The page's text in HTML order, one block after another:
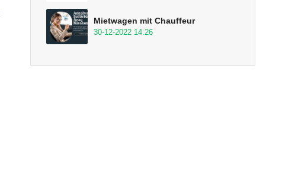
Mietwagen mit Chauffeur
30-12-2022 14:26